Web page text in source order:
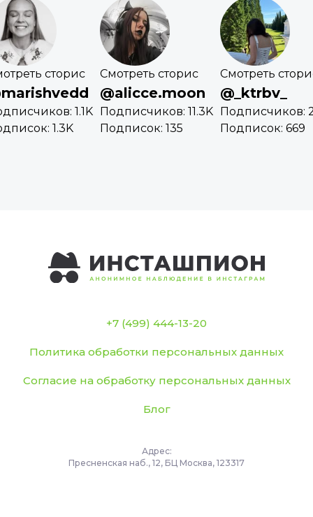
сторис
1.1K
1.3K
Смотреть сторис
@alicce.moon
Подписчиков: 11.3K
Подписок: 135
Смотреть
@_ktrbv_
Подписчиков:
Подписок: 669
+7 (499) 444-13-20
Политика обработки персональных данных
Согласие на обработку персональных данных
Блог
Адрес:
Пресненская наб., 12, БЦ Москва, 123317